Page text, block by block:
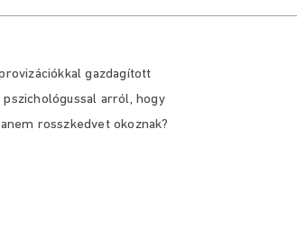
gazdagított
pszichológussal arról, hogy
rosszkedvet okoznak?